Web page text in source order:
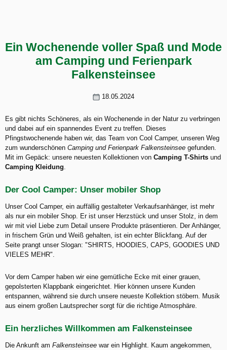
Ein Wochenende voller Spaß und Mode
am Camping und Ferienpark
Falkensteinsee
18.05.2024
Es gibt nichts Schöneres, als ein Wochenende in der Natur zu verbringen
und dabei auf ein spannendes Event zu treffen. Dieses
Pfingstwochenende haben wir, das Team von Cool Camper, unseren Weg
zum wunderschönen Camping und Ferienpark Falkensteinsee gefunden.
Mit im Gepäck: unsere neuesten Kollektionen von Camping T-Shirts und
Camping Kleidung.
Der Cool Camper: Unser mobiler Shop
Unser Cool Camper, ein auffällig gestalteter Verkaufsanhänger, ist mehr
als nur ein mobiler Shop. Er ist unser Herzstück und unser Stolz, in dem
wir mit viel Liebe zum Detail unsere Produkte präsentieren. Der Anhänger,
in frischem Grün und Weiß gehalten, ist ein echter Blickfang. Auf der
Seite prangt unser Slogan: "SHIRTS, HOODIES, CAPS, GOODIES UND
VIELES MEHR".
Vor dem Camper haben wir eine gemütliche Ecke mit einer grauen,
gepolsterten Klappbank eingerichtet. Hier können unsere Kunden
entspannen, während sie durch unsere neueste Kollektion stöbern. Musik
aus einem großen Lautsprecher sorgt für die richtige Atmosphäre.
Ein herzliches Willkommen am Falkensteinsee
Die Ankunft am Falkensteinsee war ein Highlight. Kaum angekommen,